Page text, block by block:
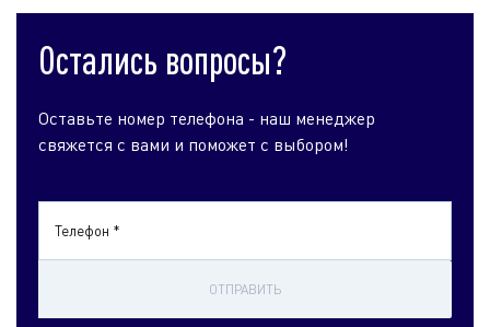
Остались вопросы?
Оставьте номер телефона - наш менеджер
свяжется с вами и поможет с выбором!
Телефон *
ОТПРАВИТЬ